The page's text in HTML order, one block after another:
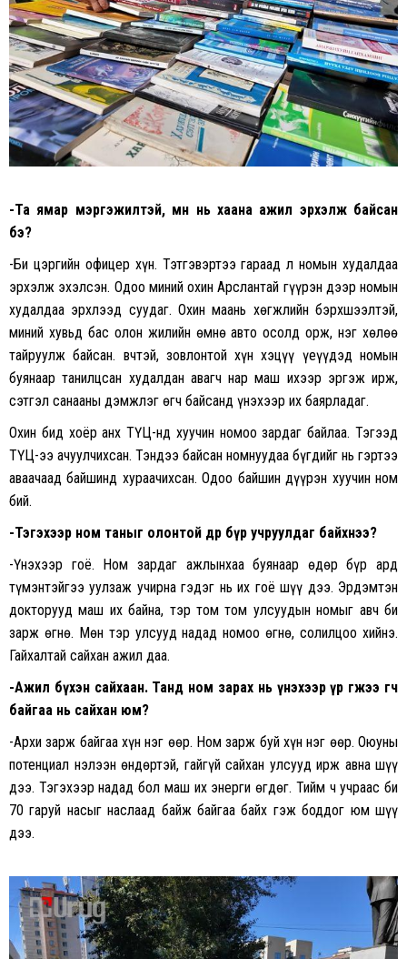
-Та ямар мэргэжилтэй, өмнө нь хаана ажил эрхэлж байсан
бэ?
-Би цэргийн офицер хүн. Тэтгэвэртээ гараад л номын худалдаа
эрхэлж эхэлсэн. Одоо миний охин Арслантай гүүрэн дээр номын
худалдаа эрхлээд суудаг. Охин маань хөгжлийн бэрхшээлтэй,
миний хувьд бас олон жилийн өмнө авто осолд орж, нэг хөлөө
тайруулж байсан. Өвчтэй, зовлонтой хүн хэцүү үеүүдэд номын
буянаар танилцсан худалдан авагч нар маш ихээр эргэж ирж,
сэтгэл санааны дэмжлэг өгч байсанд үнэхээр их баярладаг.
Охин бид хоёр анх ТҮЦ-нд хуучин номоо зардаг байлаа. Тэгээд
ТҮЦ-ээ ачуулчихсан. Тэндээ байсан номнуудаа бүгдийг нь гэртээ
аваачаад байшинд хураачихсан. Одоо байшин дүүрэн хуучин ном
бий.
-Тэгэхээр ном таныг олонтой өдөр бүр учруулдаг байхнээ?
-Үнэхээр гоё. Ном зардаг ажлынхаа буянаар өдөр бүр ард
түмэнтэйгээ уулзаж учирна гэдэг нь их гоё шүү дээ. Эрдэмтэн
докторууд маш их байна, тэр том том улсуудын номыг авч би
зарж өгнө. Мөн тэр улсууд надад номоо өгнө, солилцоо хийнэ.
Гайхалтай сайхан ажил даа.
-Ажил бүхэн сайхаан. Танд ном зарах нь үнэхээр үр өгөөжээ өгч
байгаа нь сайхан юм?
-Архи зарж байгаа хүн нэг өөр. Ном зарж буй хүн нэг өөр. Оюуны
потенциал нэлээн өндөртэй, гайгүй сайхан улсууд ирж авна шүү
дээ. Тэгэхээр надад бол маш их энерги өгдөг. Тийм ч учраас би
70 гаруй насыг наслаад байж байгаа байх гэж боддог юм шүү
дээ.